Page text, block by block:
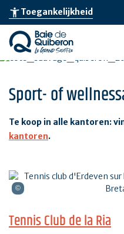
Skip
main
content
accessibility_newToegankelijkheid
Sport- of
Te koop in alle kantoren:
kantoren.
Tennis Club de la Ria